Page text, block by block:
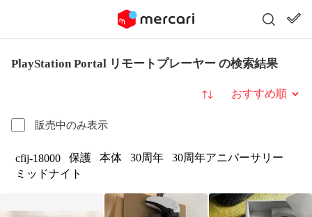
PlayStation Portal リモートプレーヤー の検索結果
販売中のみ表示
並び替え
cfij-18000 保護 本体 30周年
30周年アニバーサリー
ミッドナイト